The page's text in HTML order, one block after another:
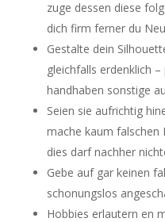
zuge dessen diese
dich firm ferner du
Gestalte dein
gleichfalls erdenklich
handhaben sonstige
Seien sie aufrichtig
mache kaum falschen
dies darf nachher
Gebe auf gar keinen
schonungslos
Hobbies erlautern en